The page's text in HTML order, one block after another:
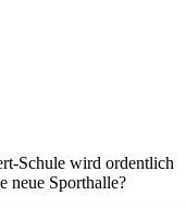
Schule wird ordentlich
neue Sporthalle?